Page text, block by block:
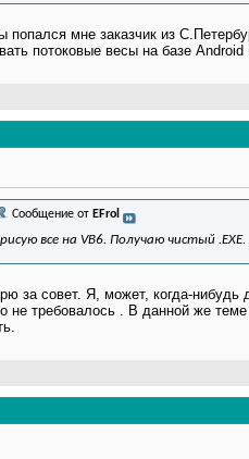
попался мне заказчик из
потоковые весы на базе
Сообщение от EFrol
все на VB6. Получаю чистый .EXE.
за совет. Я, может, когда-
не требовалось . В данной же